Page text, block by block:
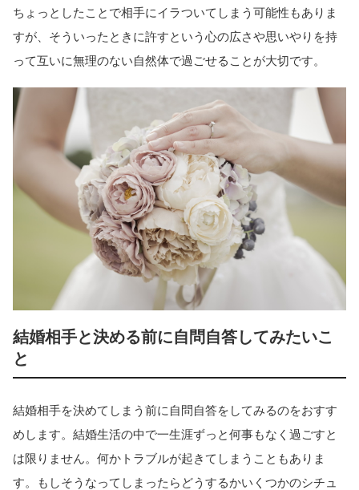
ちょっとしたことで相手にイラついてしまう可能性もありま
すが、そういったときに許すという心の広さや思いやりを持
って互いに無理のない自然体で過ごせることが大切です。
結婚相手と決める前に自問自答してみたいこ
と
結婚相手を決めてしまう前に自問自答をしてみるのをおすす
めします。結婚生活の中で一生涯ずっと何事もなく過ごすと
は限りません。何かトラブルが起きてしまうこともありま
す。もしそうなってしまったらどうするかいくつかのシチュ